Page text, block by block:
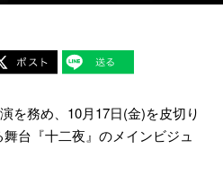
を務め、10月17日(金)を皮切り
台『十二夜』のメインビジュ